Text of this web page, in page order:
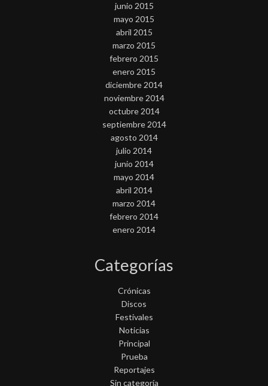
junio 2015
mayo 2015
abril 2015
marzo 2015
febrero 2015
enero 2015
diciembre 2014
noviembre 2014
octubre 2014
septiembre 2014
agosto 2014
julio 2014
junio 2014
mayo 2014
abril 2014
marzo 2014
febrero 2014
enero 2014
Categorías
Crónicas
Discos
Festivales
Noticias
Principal
Prueba
Reportajes
Sin categoría